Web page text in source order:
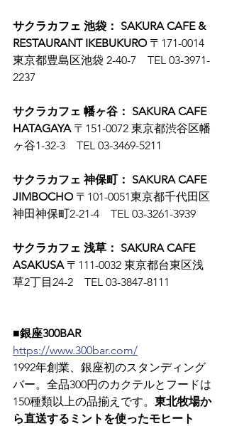
サクラカフェ 池袋： SAKURA CAFE &
RESTAURANT IKEBUKURO 〒171-0014
東京都豊島区池袋 2-40-7　TEL 03-3971-
2237
サクラカフェ 幡ヶ谷： SAKURA CAFE
HATAGAYA 〒151-0072 東京都渋谷区幡
ヶ谷1-32-3　TEL 03-3469-5211
サクラカフェ 神保町： SAKURA CAFE
JIMBOCHO 〒101-0051東京都千代田区
神田神保町2-21-4　TEL 03-3261-3939
サクラカフェ 浅草： SAKURA CAFE
ASAKUSA 〒111-0032 東京都台東区浅
草2丁目24-2　TEL 03-3847-8111
■銀座300BAR
https://www.300bar.com/
1992年創業、銀座初のスタンディング
バー。全品300円のカクテルとフードは
150種類以上の品揃えです。 東北牧場か
ら直送するミントを使ったモヒート